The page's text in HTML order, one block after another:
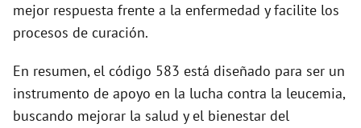
mejor respuesta frente a la enfermedad y facilite los
procesos de curación.
En resumen, el código 583 está diseñado para ser un
instrumento de apoyo en la lucha contra la leucemia,
buscando mejorar la salud y el bienestar del